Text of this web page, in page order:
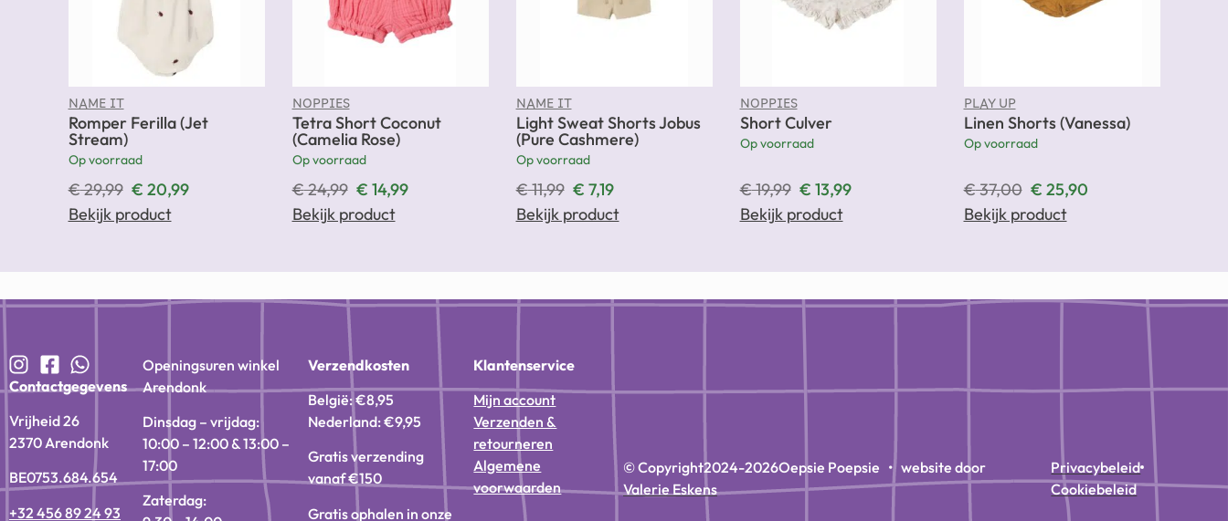
NAME IT
Romper Ferilla (Jet
Stream)
Op voorraad
€29,99 € 20,99
Bekijk product
NOPPIES
Tetra Short Coconut
(Camelia Rose)
Op voorraad
€24,99 € 14,99
Bekijk product
NAME IT
Light Sweat Shorts Jobus
(Pure Cashmere)
Op voorraad
€11,99 € 7,19
Bekijk product
NOPPIES
Short Culver
Op voorraad
€19,99 € 13,99
Bekijk product
PLAY UP
Linen Shorts (Vanessa)
Op voorraad
€37,00 € 25,90
Bekijk product
Contactgegevens
Vrijheid 26
2370 Arendonk
BE0753.684.654
+32 456 89 24 93
Openingsuren winkel
Arendonk
Dinsdag – vrijdag:
10:00 – 12:00 & 13:00 –
17:00
Zaterdag:
Verzendkosten
België: €8,95
Nederland: €9,95
Gratis verzending
vanaf €150
Gratis ophalen in onze
Klantenservice
Mijn account
Verzenden &
retourneren
Algemene
voorwaarden
© Copyright2024-2026Oepsie Poepsie • website door
Valerie Eskens
Privacybeleid
Cookiebeleid